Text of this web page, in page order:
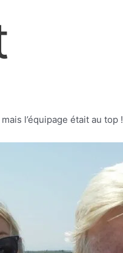
l’équipage était au top !